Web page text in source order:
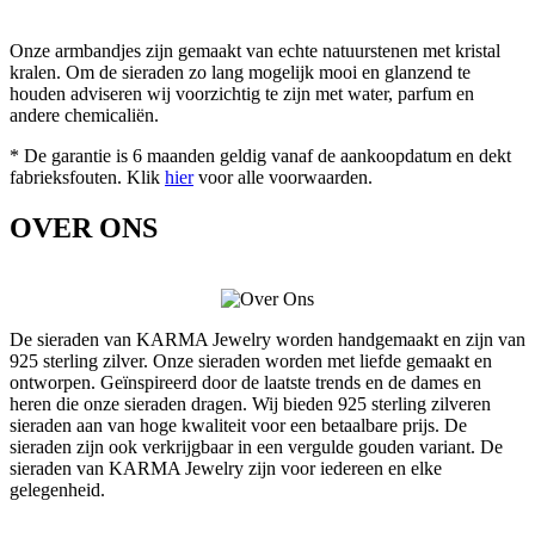
Onze armbandjes zijn gemaakt van echte natuurstenen met kristal
kralen. Om de sieraden zo lang mogelijk mooi en glanzend te
houden adviseren wij voorzichtig te zijn met water, parfum en
andere chemicaliën.
* De garantie is 6 maanden geldig vanaf de aankoopdatum en dekt
fabrieksfouten. Klik hiervoor alle voorwaarden.
OVER ONS
De sieraden van KARMA Jewelry worden handgemaakt en zijn van
925 sterling zilver. Onze sieraden worden met liefde gemaakt en
ontworpen. Geïnspireerd door de laatste trends en de dames en
heren die onze sieraden dragen. Wij bieden 925 sterling zilveren
sieraden aan van hoge kwaliteit voor een betaalbare prijs. De
sieraden zijn ook verkrijgbaar in een vergulde gouden variant. De
sieraden van KARMA Jewelry zijn voor iedereen en elke
gelegenheid.